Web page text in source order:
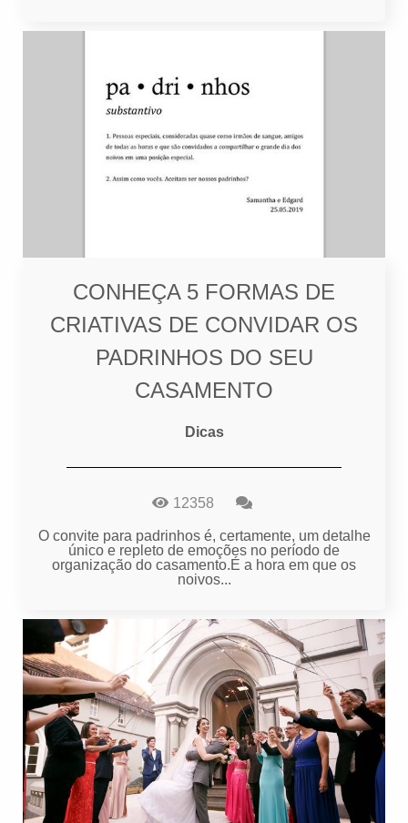
CONHEÇA 5 FORMAS DE
CRIATIVAS DE CONVIDAR OS
PADRINHOS DO SEU
CASAMENTO
Dicas
12358
O convite para padrinhos é, certamente, um detalhe
único e repleto de emoções no período de
organização do casamento.É a hora em que os
noivos...